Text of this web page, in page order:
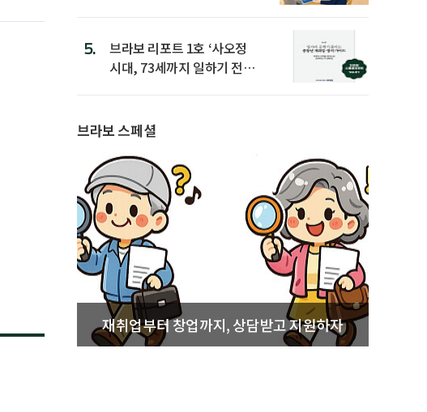
5.
브라보 리포트 1호 ‘사오정
시대, 73세까지 일하기 전략’
브라보 스페셜
재취업부터 창업까지, 상담받고 지원하자